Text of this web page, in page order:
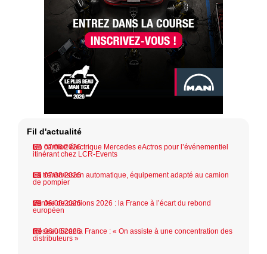
Fil d'actualité
07/08/2026
Un camion électrique Mercedes eActros pour l’événementiel
itinérant chez LCR-Events
07/08/2026
La transmission automatique, équipement adapté au camion
de pompier
06/08/2026
Ventes de camions 2026 : la France à l’écart du rebond
européen
06/08/2026
Réseau Scania France : « On assiste à une concentration des
distributeurs »